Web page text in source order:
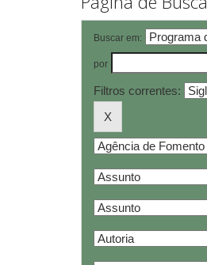
Buscar em:
por
Filtros correntes: